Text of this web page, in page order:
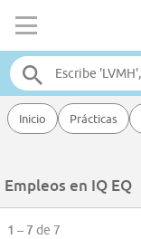
Inicio Prácticas
Empleos en IQ EQ
1 – 7de 7